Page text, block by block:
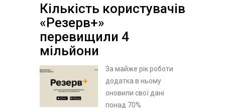
Кількість користувачів
«Резерв+»
перевищили 4
мільйони
За майже рік роботи
додатка в ньому
оновили свої дані
понад 70%